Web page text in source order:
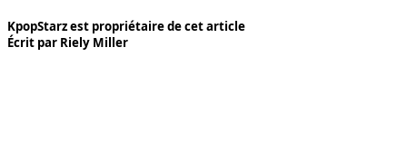
KpopStarz est propriétaire de cet article
Écrit par Riely Miller